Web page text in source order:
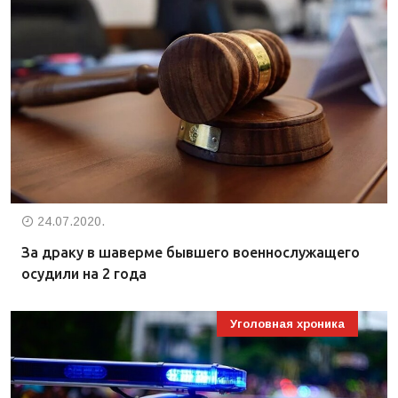
24.07.2020.
За драку в шаверме бывшего военнослужащего
осудили на 2 года
Уголовная хроника